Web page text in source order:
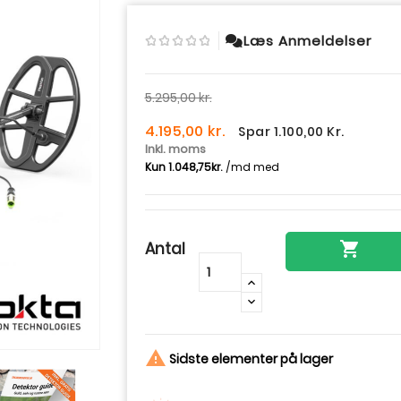
Læs Anmeldelser
5.295,00 kr.
4.195,00 kr. Spar 1.100,00 Kr.
Inkl. moms
Antal 
 Sidste elementer på lager